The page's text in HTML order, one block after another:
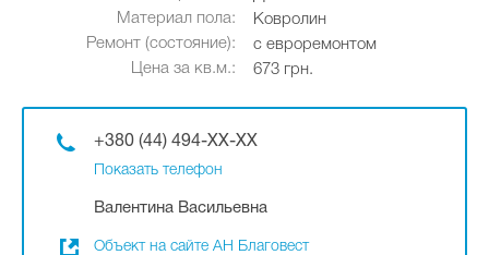
Материал пола:
Ковролин
Ремонт (состояние):
с евроремонтом
Цена за кв.м.:
673 грн.
+380 (44) 494-XX-XX
Показать телефон
Валентина Васильевна
Объект на сайте АН Благовест